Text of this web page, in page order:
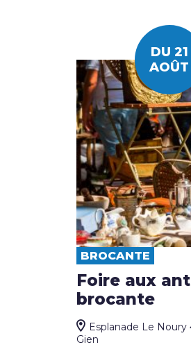
DU 21
AOÛT
BROCANTE
Foire aux
brocante
Esplanade Le Noury
Gien